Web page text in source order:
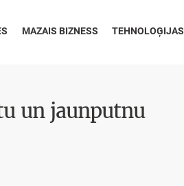
MAZAIS BIZNESS TEHNOLOĢIJAS
un jaunputnu